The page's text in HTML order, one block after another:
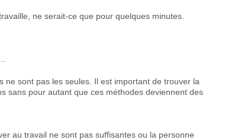
ne serait-ce que pour quelques minutes.
sont pas les seules. Il est important de trouver la
sans pour autant que ces méthodes deviennent des
au travail ne sont pas suffisantes ou la personne